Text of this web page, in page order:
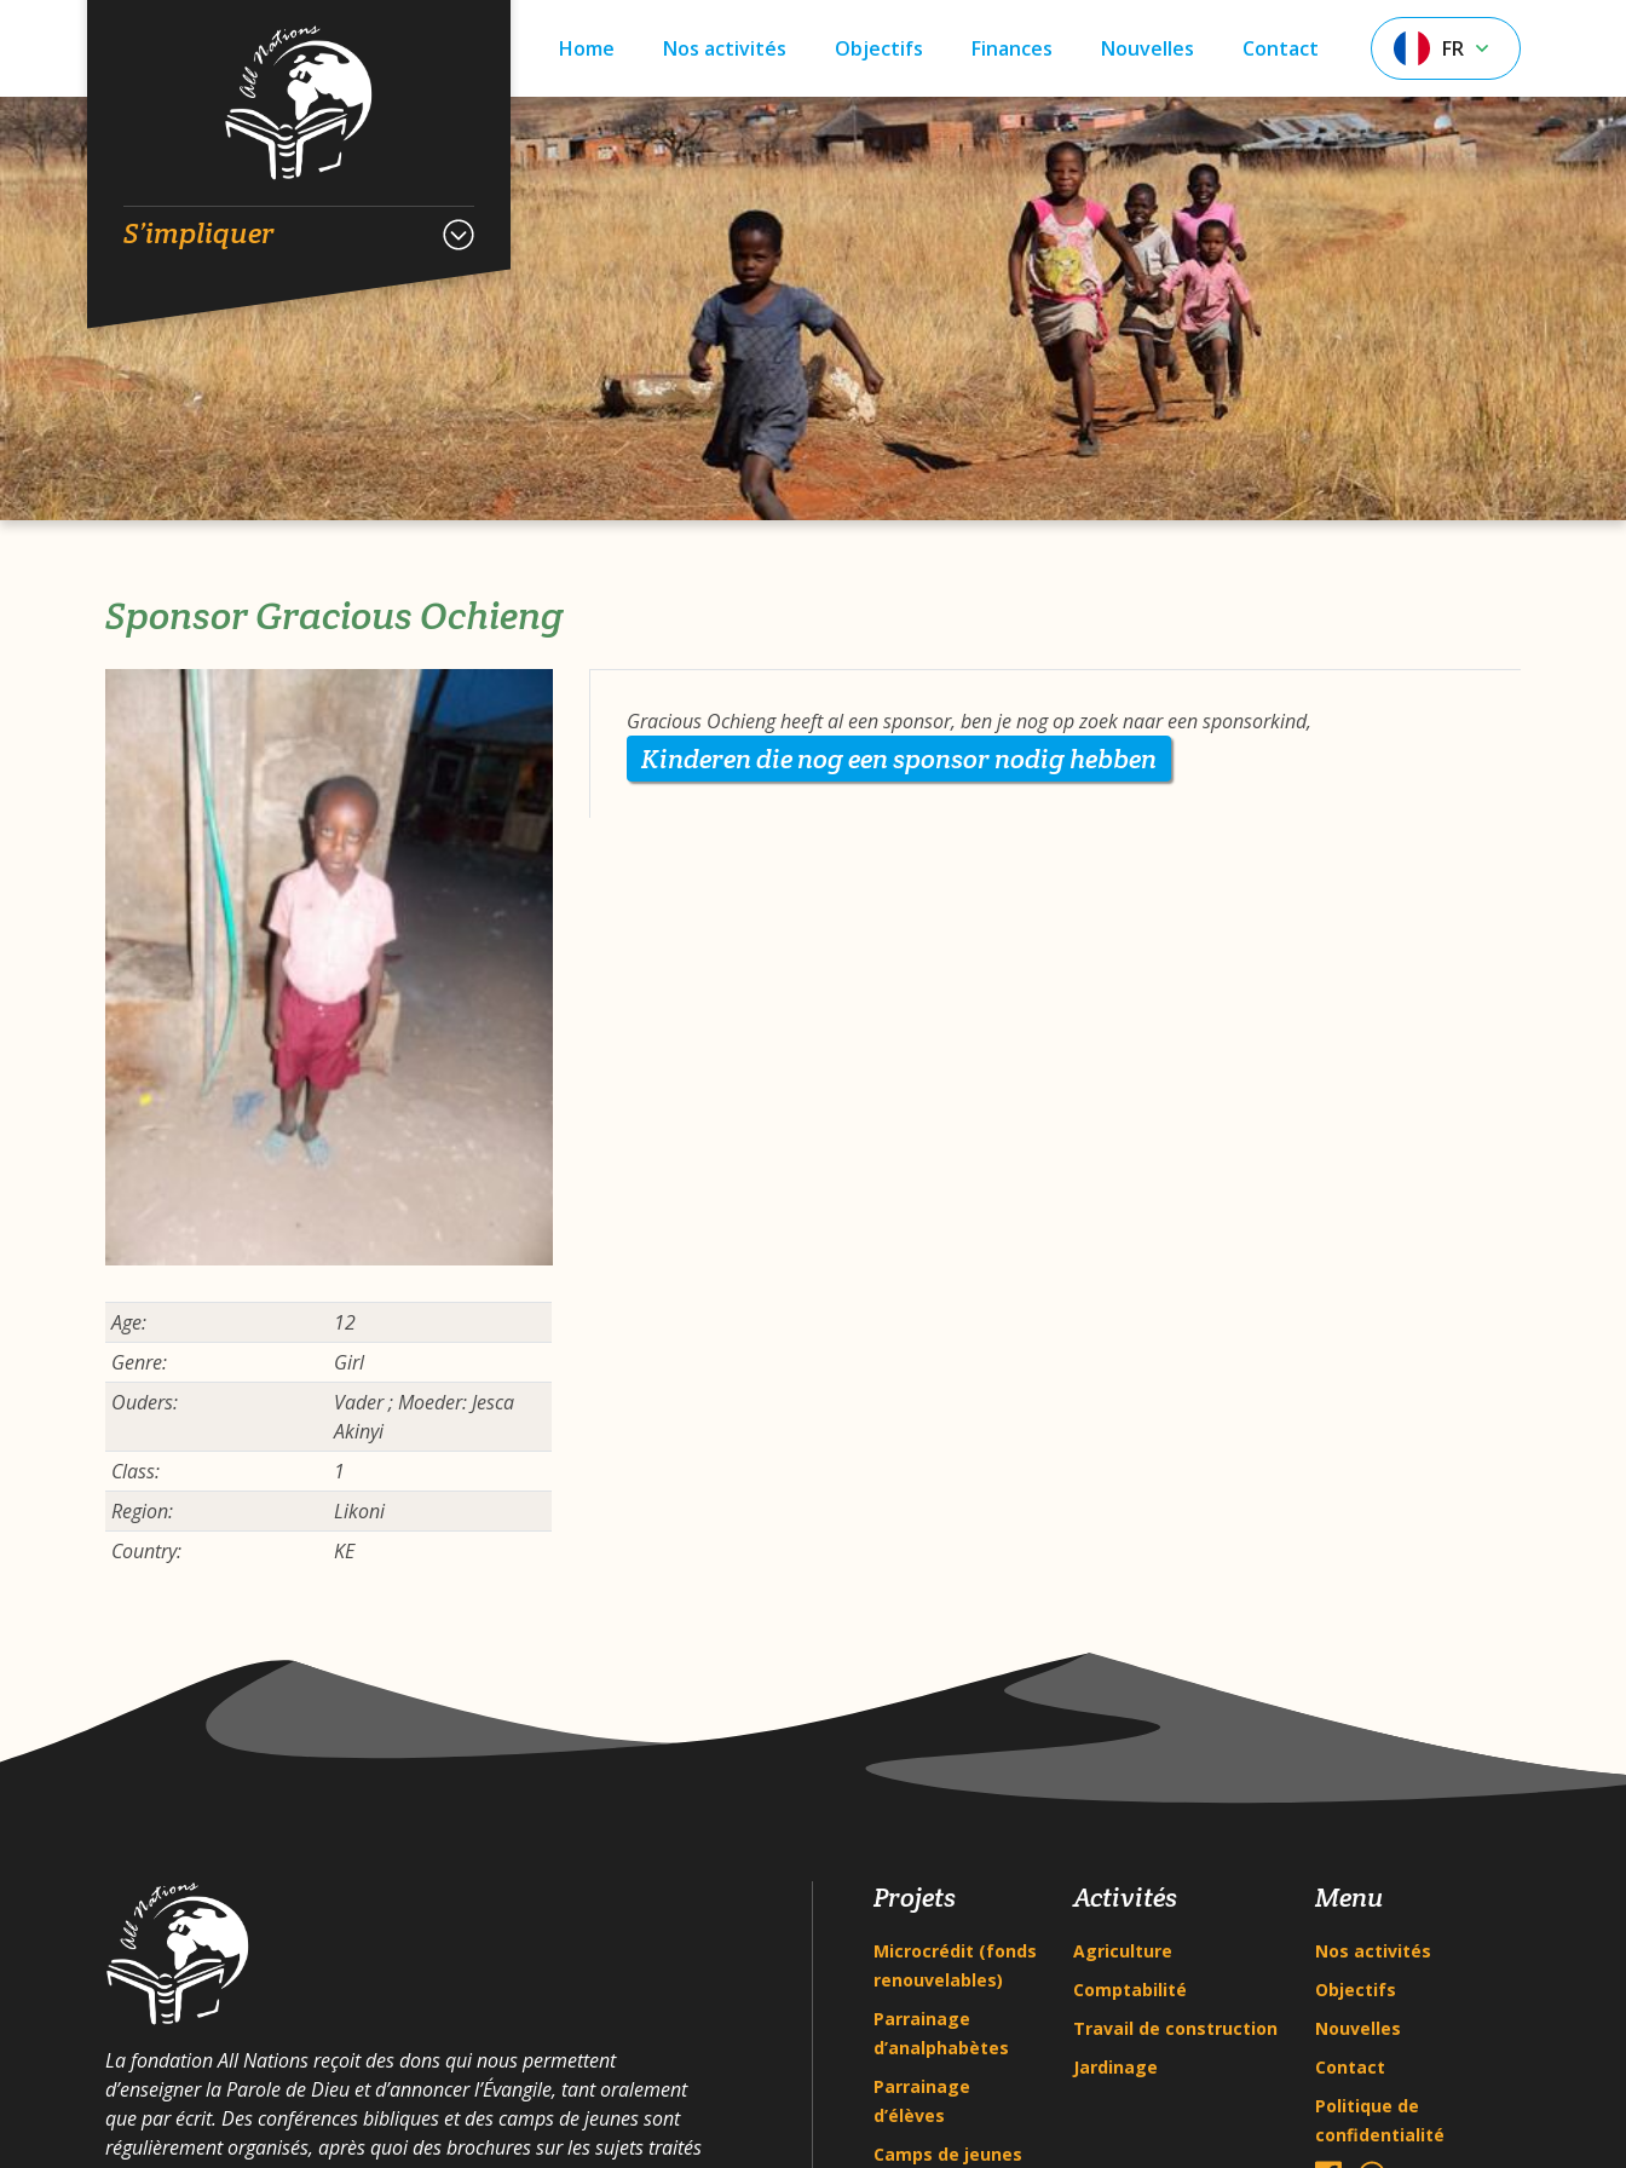
S’impliquer
Home Nos activités Objectifs Finances Nouvelles Contact FR
Sponsor Gracious Ochieng
Age:
12
Genre:
Girl
Ouders:
Vader ; Moeder: Jesca
Akinyi
Class:
1
Region:
Likoni
Country:
KE
Gracious Ochieng heeft al een sponsor, ben je nog op zoek naar een sponsorkind,
Kinderen die nog een sponsor nodig hebben
La fondation All Nations reçoit des dons qui nous permettent
d’enseigner la Parole de Dieu et d’annoncer l’Évangile, tant oralement
que par écrit. Des conférences bibliques et des camps de jeunes sont
régulièrement organisés, après quoi des brochures sur les sujets traités
Projets
Microcrédit (fonds
renouvelables)
Parrainage
d’analphabètes
Parrainage
d’élèves
Camps de jeunes
Activités
Agriculture
Comptabilité
Travail de construction
Jardinage
Menu
Nos activités
Objectifs
Nouvelles
Contact
Politique de
confidentialité